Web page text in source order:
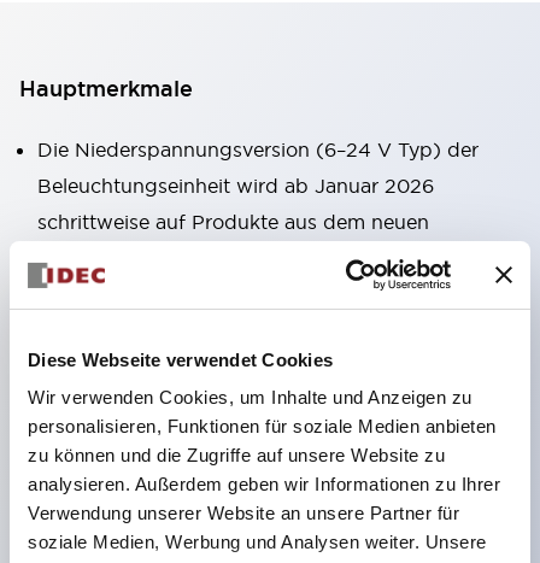
Diese Webseite verwendet Cookies
Wir verwenden Cookies, um Inhalte und Anzeigen zu
personalisieren, Funktionen für soziale Medien anbieten
zu können und die Zugriffe auf unsere Website zu
analysieren. Außerdem geben wir Informationen zu Ihrer
Verwendung unserer Website an unsere Partner für
soziale Medien, Werbung und Analysen weiter. Unsere
Hauptmerkmale
Die Niederspannungsversion (6–24 V Typ) der
Beleuchtungseinheit wird ab Januar 2026
schrittweise auf Produkte aus dem neuen
Katalogmodell umgestellt.
Ausgestattet mit HW-U-Kontaktblöcken, die eine
Schutzart IP20 bieten.
LED-Lampen für Hochspannungstypen sind jetzt
verfügbar, und die Nennbetriebsspannung des
Direkttyps kann bis zu 240 V betragen.
LED-Lampe (LSRD-Lampe), die mit nur einer
Lampe sechs Farben darstellen kann. Bisher waren